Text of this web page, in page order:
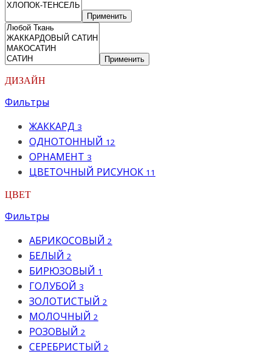
Применить
Применить
ДИЗАЙН
Фильтры
ЖАККАРД 3
ОДНОТОННЫЙ 12
ОРНАМЕНТ 3
ЦВЕТОЧНЫЙ РИСУНОК 11
ЦВЕТ
Фильтры
АБРИКОСОВЫЙ 2
БЕЛЫЙ 2
БИРЮЗОВЫЙ 1
ГОЛУБОЙ 3
ЗОЛОТИСТЫЙ 2
МОЛОЧНЫЙ 2
РОЗОВЫЙ 2
СЕРЕБРИСТЫЙ 2